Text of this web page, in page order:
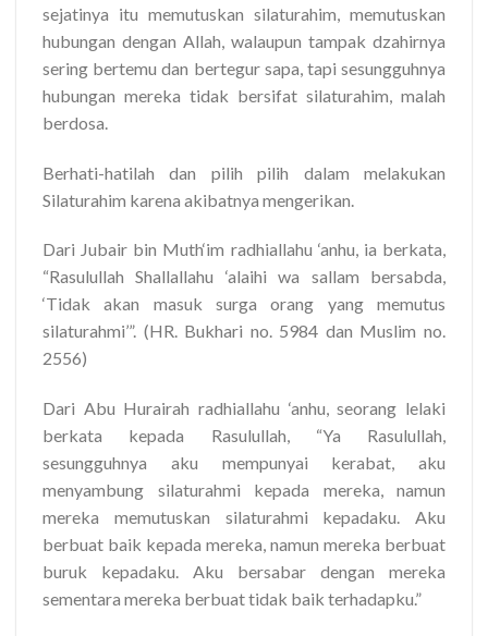
sejatinya itu memutuskan silaturahim, memutuskan
hubungan dengan Allah, walaupun tampak dzahirnya
sering bertemu dan bertegur sapa, tapi sesungguhnya
hubungan mereka tidak bersifat silaturahim, malah
berdosa.
Berhati-hatilah dan pilih pilih dalam melakukan
Silaturahim karena akibatnya mengerikan.
Dari Jubair bin Muth‘im radhiallahu ‘anhu, ia berkata,
“Rasulullah Shallallahu ‘alaihi wa sallam bersabda,
‘Tidak akan masuk surga orang yang memutus
silaturahmi’”. (HR. Bukhari no. 5984 dan Muslim no.
2556)
Dari Abu Hurairah radhiallahu ‘anhu, seorang lelaki
berkata kepada Rasulullah, “Ya Rasulullah,
sesungguhnya aku mempunyai kerabat, aku
menyambung silaturahmi kepada mereka, namun
mereka memutuskan silaturahmi kepadaku. Aku
berbuat baik kepada mereka, namun mereka berbuat
buruk kepadaku. Aku bersabar dengan mereka
sementara mereka berbuat tidak baik terhadapku.”